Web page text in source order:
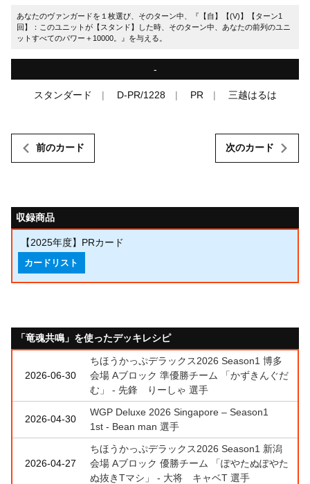
あなたのヴァンガードを１枚選び、そのターン中、『【自】【(V)】【ターン1
回】：このユニットが【スタンド】した時、そのターン中、あなたの前列のユニ
ットすべてのパワー＋10000。』を与える。
-
スタンダード D-PR/1228 PR 三越はるは
前のカード 次のカード
収録商品
【2025年度】PRカード
カードリスト
「竜魂共鳴」を使ったデッキレシピ
2026-06-30
ちほうかっぷデラックス2026 Season1 博多
会場 Aブロック 準優勝チーム 「かずきんぐだ
む」 - 先鋒 りーしゃ 選手
2026-04-30
WGP Deluxe 2026 Singapore – Season1
1st - Bean man 選手
2026-04-27
ちほうかっぷデラックス2026 Season1 新潟
会場 Aブロック 優勝チーム 「ぽやたぬぽやた
ぬ抜きTマシ」 - 大将 キャベT 選手